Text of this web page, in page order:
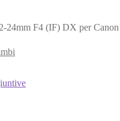
24mm F4 (IF) DX per